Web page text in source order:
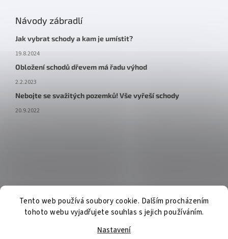
Tento web používá soubory cookie. Dalším procházením
tohoto webu vyjadřujete souhlas s jejich používáním.
Nastavení
Návody zábradlí
Jak vybrat schody a kam je umístit?
19.8.2024
Obložení schodů dřevem má řadu výhod
2.2.2023
Nebojte se svažitých pozemků! Vše vyřeší schody
20.9.2022